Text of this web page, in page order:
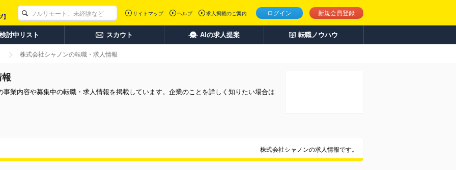
ログイン 新規会員登録
サイトマップ ヘルプ 求人掲載のご案内
討中リスト スカウト AIの求人提案 転職ノウハウ
株式会社シャノンの転職・求人情報
業内容や募集中の転職・求人情報を掲載しています。企業のことを詳しく知りたい場合は
株式会社シャノンの求人情報です。